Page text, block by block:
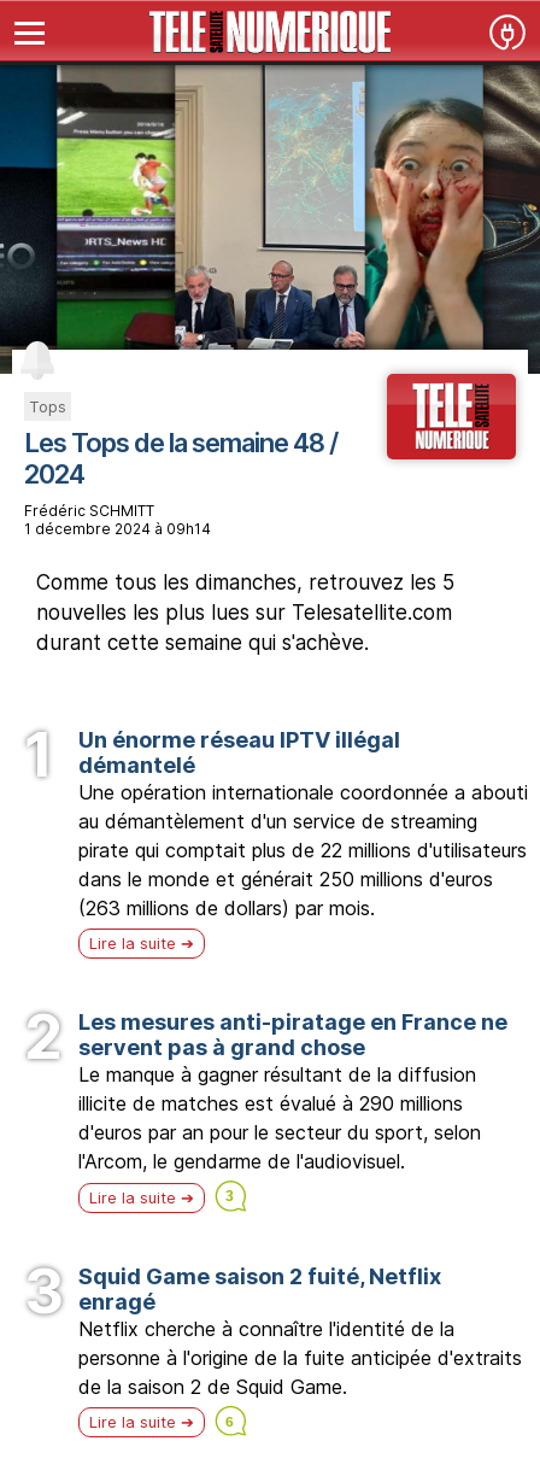
Tops
Les Tops de la semaine 48 /
2024
Frédéric SCHMITT
1 décembre 2024 à 09h14
Comme tous les dimanches, retrouvez les 5
nouvelles les plus lues sur Telesatellite.com
durant cette semaine qui s'achève.
Un énorme réseau IPTV illégal
démantelé
Une opération internationale coordonnée a abouti
au démantèlement d'un service de streaming
pirate qui comptait plus de 22 millions d'utilisateurs
dans le monde et générait 250 millions d'euros
(263 millions de dollars) par mois.
Lire la suite
Les mesures anti-piratage en France ne
servent pas à grand chose
Le manque à gagner résultant de la diffusion
illicite de matches est évalué à 290 millions
d'euros par an pour le secteur du sport, selon
l'Arcom, le gendarme de l'audiovisuel.
Lire la suite
Squid Game saison 2 fuité, Netflix
enragé
Netflix cherche à connaître l'identité de la
personne à l'origine de la fuite anticipée d'extraits
de la saison 2 de Squid Game.
Lire la suite